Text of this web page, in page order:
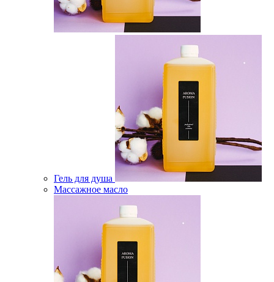
Гель для душа
Массажное масло